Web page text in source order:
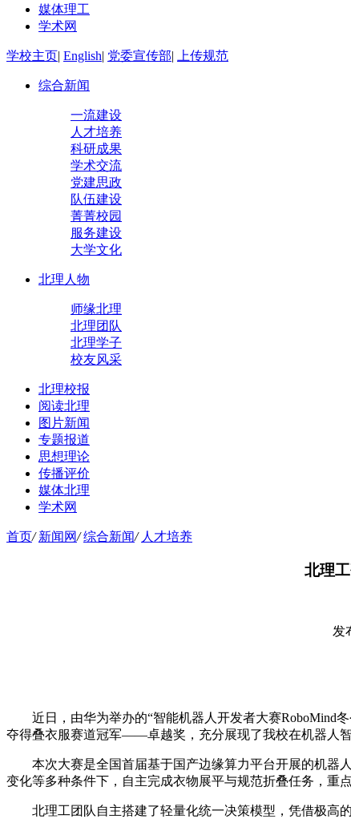
媒体理工
学术网
学校主页| English| 党委宣传部| 上传规范
综合新闻
一流建设
人才培养
科研成果
学术交流
党建思政
队伍建设
菁菁校园
服务建设
大学文化
北理人物
师缘北理
北理团队
北理学子
校友风采
北理校报
阅读北理
图片新闻
专题报道
思想理论
传播评价
媒体北理
学术网
首页/ 新闻网/ 综合新闻/ 人才培养
北理
发
近日，由华为举办的“智能机器人开发者大赛RoboMind
夺得叠衣服赛道冠军——卓越奖，充分展现了我校在机器人智
本次大赛是全国首届基于国产边缘算力平台开展的机器
变化等多种条件下，自主完成衣物展平与规范折叠任务，重
北理工团队自主搭建了轻量化统一决策模型，凭借极高